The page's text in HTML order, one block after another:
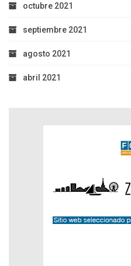
octubre 2021
septiembre 2021
agosto 2021
abril 2021